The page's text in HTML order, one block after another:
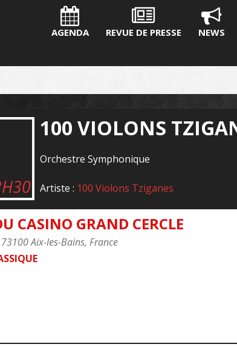
AGENDA REVUE DE PRESSE NEWS
100 VIOLONS
Orchestre Symphonique
Artiste : 100 Violons Tziganes
CASINO GRAND CERCLE
Aix-les-Bains, France